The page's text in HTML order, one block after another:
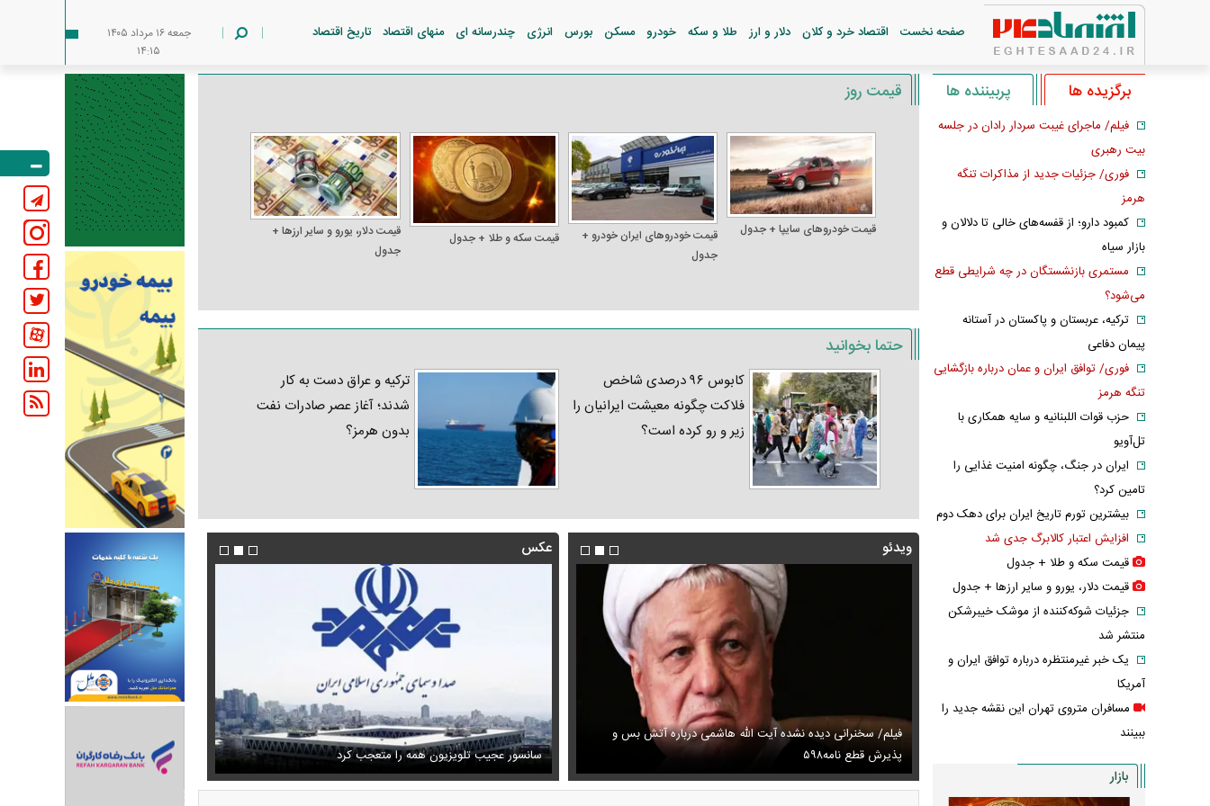
صفحه نخست اقتصاد خرد و کلان دلار و ارز طلا و سکه خودرو مسکن بورس انرژی چندرسانه ای منهای اقتصاد تاریخ اقتصاد
جمعه ۱۶ مرداد ۱۴۰۵
۱۴:۱۵
قیمت روز
قیمت خودرو‌های سایپا + جدول
قیمت خودرو‌های ایران خودرو +
جدول
قیمت سکه و طلا + جدول
قیمت دلار، یورو و سایر ارز‌ها +
جدول
حتما بخوانید
کابوس ۹۶ درصدی شاخص
فلاکت چگونه معیشت ایرانیان را
زیر و رو کرده است؟
ترکیه و عراق دست به کار
شدند؛ آغاز عصر صادرات نفت
بدون هرمز؟
ویدئو
رهبر شهید درباره احتمال اسارت مجتبی و مصطفی
فیلم/ سخنرانی دیده نشده آیت الله هاشمی درباره آتش بس و
پذیرش قطع نامه۵۹۸
فیلم/ پزشکیان: اگر ارز ترجیحی را حذف نمی‌کردیم، قطعاً قحطی
پیش می‌آمد
فیلم/ توصیه رهبر شهید درباره احتمال اسارت
خامنه ای
عکس
عکس دیده‌نشده ظل‌السلطنه نوه ناصرالدین شاه در لباس دامادی سانسور عجیب تلویزیون همه را متعجب کرد استایل جدید صابر ابر در فضای مجازی
برگزیده ها پربیننده ها
فیلم/ ماجرای غیبت سردار رادان در جلسه
بیت رهبری
فوری/ جزئیات جدید از مذاکرات تنگه
هرمز
کمبود دارو؛ از قفسه‌های خالی تا دلالان و
بازار سیاه
مستمری بازنشستگان در چه شرایطی قطع
می‌شود؟
ترکیه، عربستان و پاکستان در آستانه
پیمان دفاعی
فوری/ توافق ایران و عمان درباره بازگشایی
تنگه هرمز
حزب قوات اللبنانیه و سایه همکاری با
تل‌آویو
ایران در جنگ، چگونه امنیت غذایی را
تامین کرد؟
بیشترین تورم تاریخ ایران برای دهک دوم
افزایش اعتبار کالابرگ جدی شد
قیمت سکه و طلا + جدول
قیمت دلار، یورو و سایر ارز‌ها + جدول
جزئیات شوکه‌کننده از موشک خیبرشکن
منتشر شد
یک خبر غیرمنتظره درباره توافق ایران و
آمریکا
مسافران متروی تهران این نقشه جدید را
ببینند
بازار